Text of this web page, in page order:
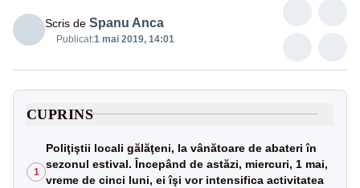
Scris de Spanu Anca
Publicat:1 mai 2019, 14:01
CUPRINS
1
Poliţiştii locali gălăţeni, la vânătoare de abateri în
sezonul estival. Începând de astăzi, miercuri, 1 mai,
vreme de cinci luni, ei îşi vor intensifica activitatea